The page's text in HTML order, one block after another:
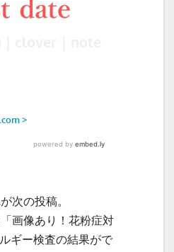
次の投稿。
画像あり！花粉症対
ギー検査の結果がで